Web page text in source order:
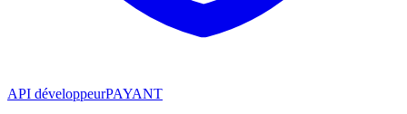
API développeurPAYANT